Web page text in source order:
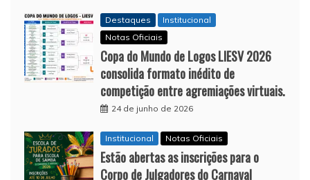
Destaques
Institucional
Notas Oficiais
Copa do Mundo de Logos LIESV 2026
consolida formato inédito de
competição entre agremiações virtuais.
24 de junho de 2026
Institucional Notas Oficiais
Estão abertas as inscrições para o
Corpo de Julgadores do Carnaval